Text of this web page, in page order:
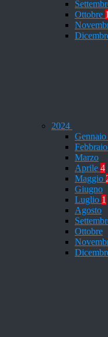
Ottobre 1
2024
Gennaio
Febbraio
Marzo
Aprile 4
Maggio
Giugno
Luglio 1
Agosto
Ottobre